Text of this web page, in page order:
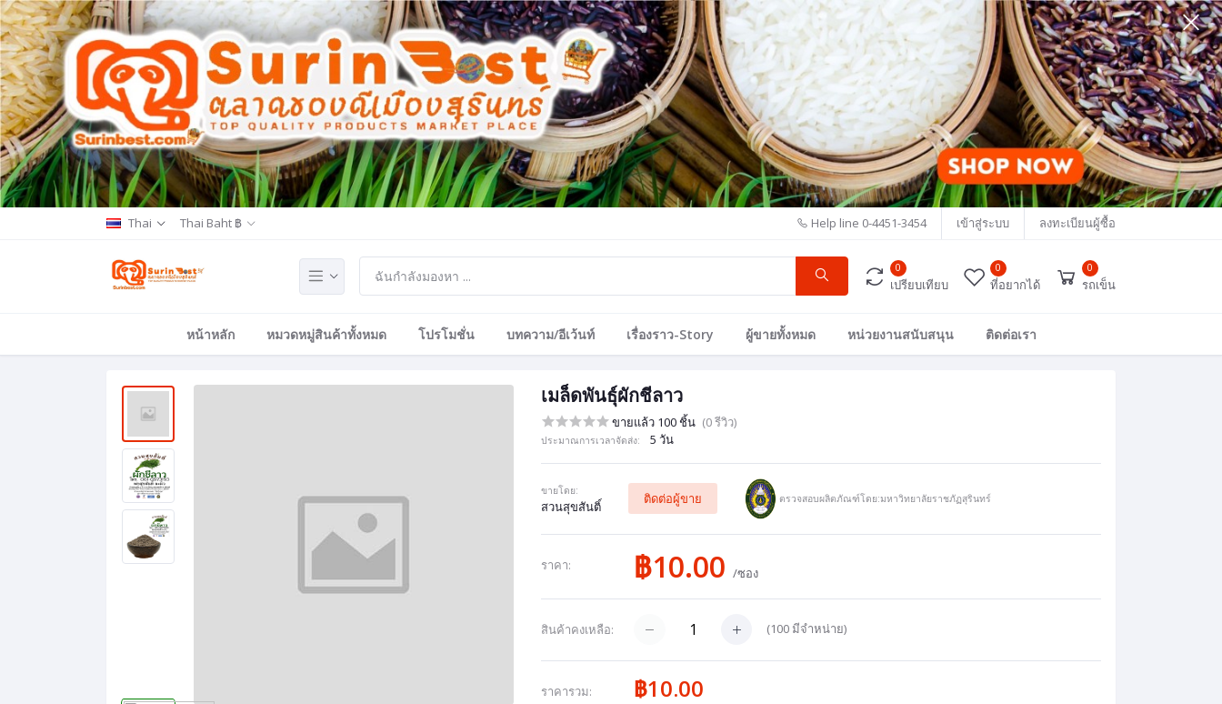
Thai Thai Baht ฿ Help line 0-4451-3454 เข้าสู่ระบบ ลงทะเบียนผู้ซื้อ
0
เปรียบเทียบ
0
ที่อยากได้
0
รถเข็น
หน้าหลัก หมวดหมู่สินค้าทั้งหมด โปรโมชั่น บทความ/อีเว้นท์ เรื่องราว-Story ผู้ขายทั้งหมด หน่วยงานสนับสนุน ติดต่อเรา
เมล็ดพันธุ์ผักชีลาว
ขายแล้ว 100 ชิ้น (0 รีวิว)
ประมาณการเวลาจัดส่ง: 5 วัน
ขายโดย:
สวนสุขสันติ์
ติดต่อผู้ขาย ตรวจสอบผลิตภัณฑ์โดย:มหาวิทยาลัยราชภัฏสุรินทร์
ราคา: ฿10.00/ซอง
สินค้าคงเหลือ: (100มีจำหน่าย)
ราคารวม: ฿10.00